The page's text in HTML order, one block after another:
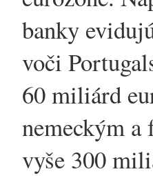
banky
voči
60 miliárd
nemeckým a
vyše 300